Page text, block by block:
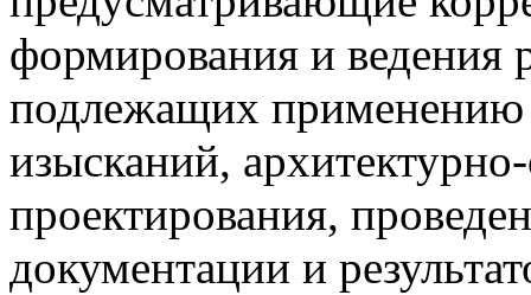
формирования и ведения
подлежащих
изысканий,
проектирования,
документации и